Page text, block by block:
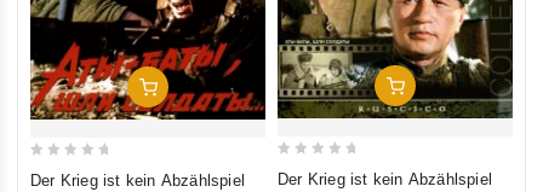
In Den Warenkorb
Der Krieg ist kein Abzählspiel
In Den Warenkorb
Der Krieg ist kein Abzählspiel